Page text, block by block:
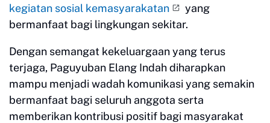
kegiatan sosial kemasyarakatan
yang
bermanfaat bagi lingkungan sekitar.
Dengan semangat kekeluargaan yang terus
terjaga, Paguyuban Elang Indah diharapkan
mampu menjadi wadah komunikasi yang semakin
bermanfaat bagi seluruh anggota serta
memberikan kontribusi positif bagi masyarakat